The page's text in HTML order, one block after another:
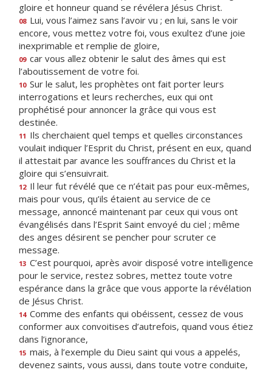
gloire et honneur quand se révélera Jésus Christ.
08 Lui, vous l’aimez sans l’avoir vu ; en lui, sans le voir
encore, vous mettez votre foi, vous exultez d’une joie
inexprimable et remplie de gloire,
09 car vous allez obtenir le salut des âmes qui est
l’aboutissement de votre foi.
10 Sur le salut, les prophètes ont fait porter leurs
interrogations et leurs recherches, eux qui ont
prophétisé pour annoncer la grâce qui vous est
destinée.
11 Ils cherchaient quel temps et quelles circonstances
voulait indiquer l’Esprit du Christ, présent en eux, quand
il attestait par avance les souffrances du Christ et la
gloire qui s’ensuivrait.
12 Il leur fut révélé que ce n’était pas pour eux-mêmes,
mais pour vous, qu’ils étaient au service de ce
message, annoncé maintenant par ceux qui vous ont
évangélisés dans l’Esprit Saint envoyé du ciel ; même
des anges désirent se pencher pour scruter ce
message.
13 C’est pourquoi, après avoir disposé votre intelligence
pour le service, restez sobres, mettez toute votre
espérance dans la grâce que vous apporte la révélation
de Jésus Christ.
14 Comme des enfants qui obéissent, cessez de vous
conformer aux convoitises d’autrefois, quand vous étiez
dans l’ignorance,
15 mais, à l’exemple du Dieu saint qui vous a appelés,
devenez saints, vous aussi, dans toute votre conduite,